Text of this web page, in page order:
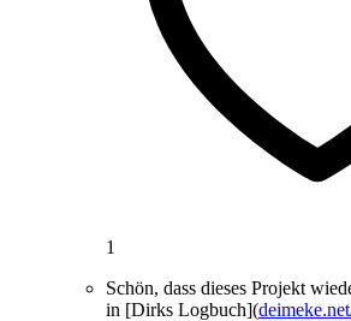
1
Schön, dass dieses Projekt
in [Dirks Logbuch](